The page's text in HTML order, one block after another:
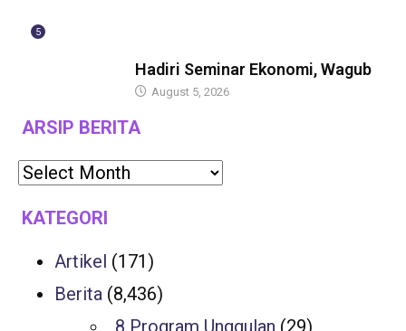
5
Hadiri Seminar Ekonomi, Wagub
August 5, 2026
ARSIP BERITA
KATEGORI
Artikel (171)
Berita (8,436)
8 Program Unggulan (29)